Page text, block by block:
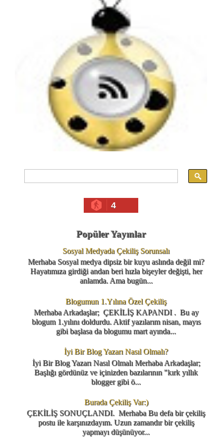
4
Popüler Yayınlar
Sosyal Medyada Çekiliş Sorunsalı
Merhaba Sosyal medya dipsiz bir kuyu aslında değil mi?
Hayatımıza girdiği andan beri hızla bişeyler değişti, her
anlamda. Ama bugün...
Blogumun 1.Yılına Özel Çekiliş
Merhaba Arkadaşlar; ÇEKİLİŞ KAPANDI . Bu ay
blogum 1.yılını doldurdu. Aktif yazılarım nisan, mayıs
gibi başlasa da blogumu mart ayında...
İyi Bir Blog Yazarı Nasıl Olmalı?
İyi Bir Blog Yazarı Nasıl Olmalı Merhaba Arkadaşlar;
Başlığı gördünüz ve içinizden bazılarının "kırk yıllık
blogger gibi ö...
Burada Çekiliş Var:)
ÇEKİLİŞ SONUÇLANDI. Merhaba Bu defa bir çekiliş
postu ile karşınızdayım. Uzun zamandır bir çekiliş
yapmayı düşünüyor...